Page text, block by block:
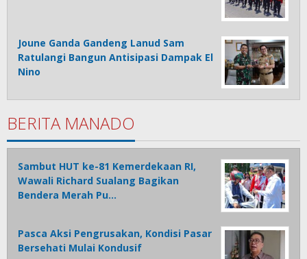
Joune Ganda Gandeng Lanud Sam
Ratulangi Bangun Antisipasi Dampak El
Nino
BERITA MANADO
Sambut HUT ke-81 Kemerdekaan RI,
Wawali Richard Sualang Bagikan
Bendera Merah Pu…
Pasca Aksi Pengrusakan, Kondisi Pasar
Bersehati Mulai Kondusif